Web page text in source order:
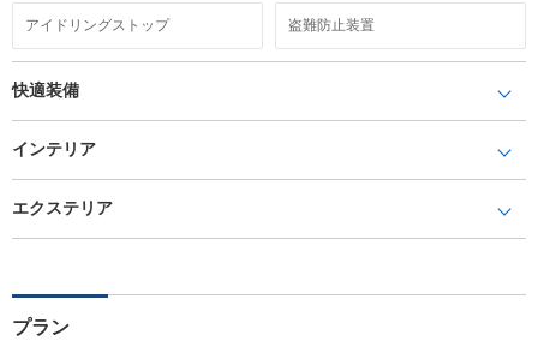
アイドリングストップ 盗難防止装置
快適装備
インテリア
エクステリア
プラン